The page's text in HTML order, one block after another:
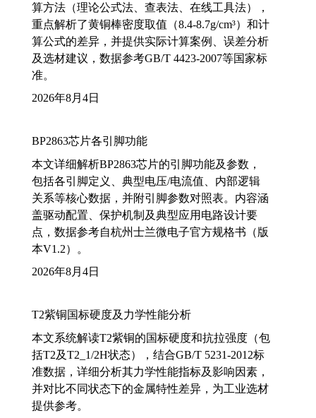
算方法（理论公式法、查表法、在线工具法），
重点解析了黄铜棒密度取值（8.4-8.7g/cm³）和计
算公式的差异，并提供实际计算案例、误差分析
及选材建议，数据参考GB/T 4423-2007等国家标
准。
2026年8月4日
BP2863芯片各引脚功能
本文详细解析BP2863芯片的引脚功能及参数，
包括各引脚定义、典型电压/电流值、内部逻辑
关系等核心数据，并附引脚参数对照表。内容涵
盖驱动配置、保护机制及典型应用电路设计要
点，数据参考自杭州士兰微电子官方规格书（版
本V1.2）。
2026年8月4日
T2紫铜国标硬度及力学性能分析
本文系统解读T2紫铜的国标硬度和抗拉强度（包
括T2及T2_1/2H状态），结合GB/T 5231-2012标
准数据，详细分析其力学性能指标及影响因素，
并对比不同状态下的金属特性差异，为工业选材
提供参考。